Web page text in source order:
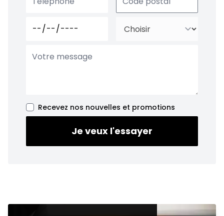
Recevez nos nouvelles et promotions
Je veux l'essayer